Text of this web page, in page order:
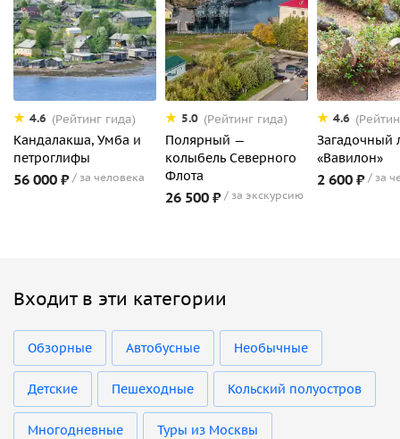
4.6 (Рейтинг гида)
Кандалакша, Умба и
петроглифы
56 000 ₽ за человека
5.0 (Рейтинг гида)
Полярный —
колыбель Северного
Флота
26 500 ₽ за экскурсию
4.6
Загадочный
«Вавилон»
2 600 ₽ за
Входит в эти категории
Обзорные Автобусные Необычные
Детские Пешеходные Кольский полуостров
Многодневные Туры из Москвы